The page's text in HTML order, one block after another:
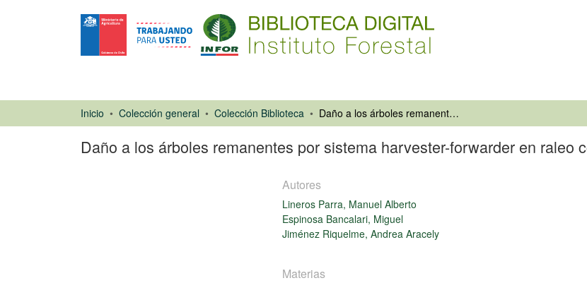
Inicio Colección general Colección Biblioteca Daño a los árboles remanentes por sistema harvester-forwarder en raleo comercial de Pinus radiata D. Don
Daño a los árboles remanentes por sistema harvester-forwarder en raleo
Autores
Lineros Parra, Manuel Alberto
Espinosa Bancalari, Miguel
Jiménez Riquelme, Andrea Aracely
Materias